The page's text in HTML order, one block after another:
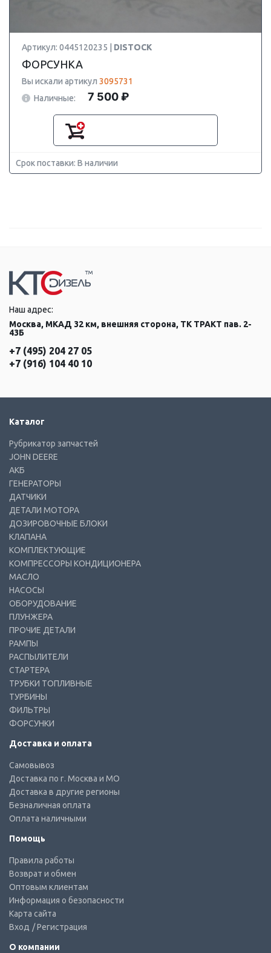
Артикул: 0445120235 | DISTOCK
ФОРСУНКА
Вы искали артикул 3095731
Наличные:
7 500 ₽
Срок поставки: В наличии
Наш адрес:
Москва, МКАД 32 км, внешняя сторона, ТК ТРАКТ пав. 2-
43Б
+7 (495) 204 27 05
+7 (916) 104 40 10
Каталог
Рубрикатор запчастей
JOHN DEERE
АКБ
ГЕНЕРАТОРЫ
ДАТЧИКИ
ДЕТАЛИ МОТОРА
ДОЗИРОВОЧНЫЕ БЛОКИ
КЛАПАНА
КОМПЛЕКТУЮЩИЕ
КОМПРЕССОРЫ КОНДИЦИОНЕРА
МАСЛО
НАСОСЫ
ОБОРУДОВАНИЕ
ПЛУНЖЕРА
ПРОЧИЕ ДЕТАЛИ
РАМПЫ
РАСПЫЛИТЕЛИ
СТАРТЕРА
ТРУБКИ ТОПЛИВНЫЕ
ТУРБИНЫ
ФИЛЬТРЫ
ФОРСУНКИ
Доставка и оплата
Самовывоз
Доставка по г. Москва и МО
Доставка в другие регионы
Безналичная оплата
Оплата наличными
Помощь
Правила работы
Возврат и обмен
Оптовым клиентам
Информация о безопасности
Карта сайта
Вход / Регистрация
О компании